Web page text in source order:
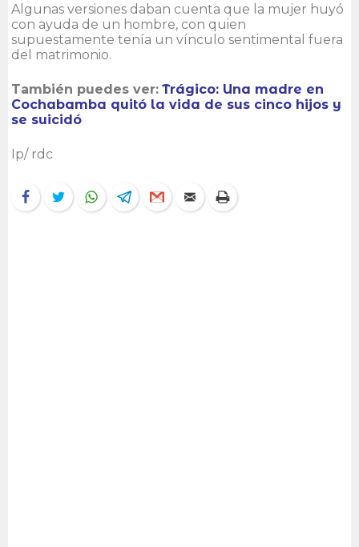
Algunas versiones daban cuenta que la mujer huyó
con ayuda de un hombre, con quien
supuestamente tenía un vínculo sentimental fuera
del matrimonio.
También puedes ver: Trágico: Una madre en
Cochabamba quitó la vida de sus cinco hijos y
se suicidó
Ip/ rdc